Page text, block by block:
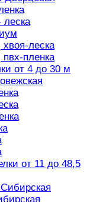
леска
леска
пленка
от 4 до 30 м
от 11 до 48,5